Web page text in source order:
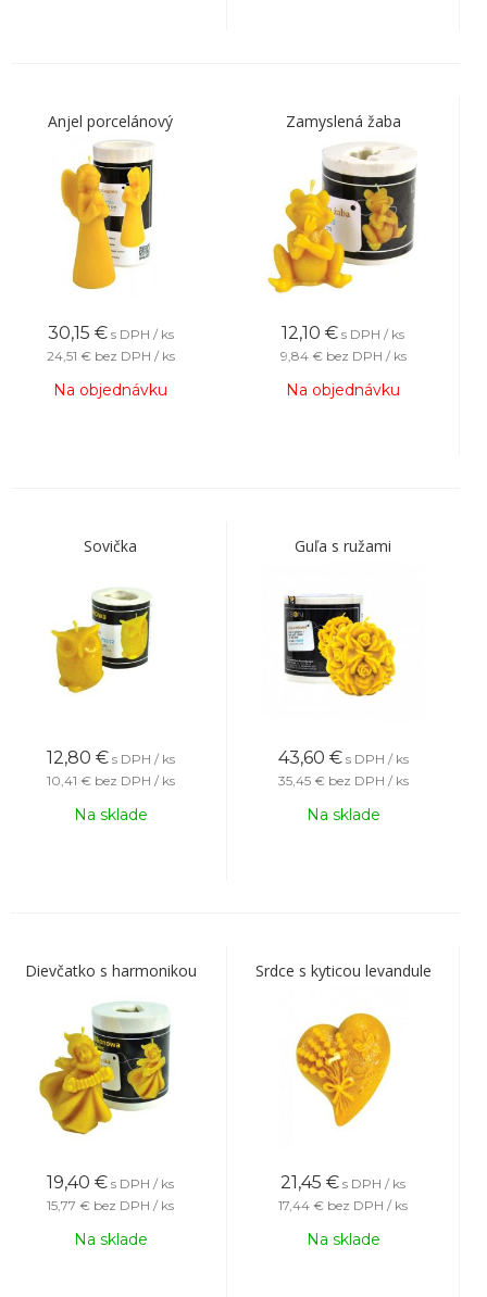
Anjel porcelánový
30,15 € s DPH / ks
24,51 € bez DPH / ks
Na objednávku
Zamyslená žaba
12,10 € s DPH / ks
9,84 € bez DPH / ks
Na objednávku
Sovička
12,80 € s DPH / ks
10,41 € bez DPH / ks
Na sklade
Guľa s ružami
43,60 € s DPH / ks
35,45 € bez DPH / ks
Na sklade
Dievčatko s harmonikou
19,40 € s DPH / ks
15,77 € bez DPH / ks
Na sklade
Srdce s kyticou levandule
21,45 € s DPH / ks
17,44 € bez DPH / ks
Na sklade